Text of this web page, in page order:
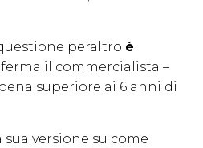
peraltro è
il commercialista –
superiore ai 6 anni di
sua versione su come